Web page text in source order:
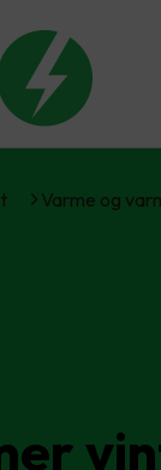
Varme og